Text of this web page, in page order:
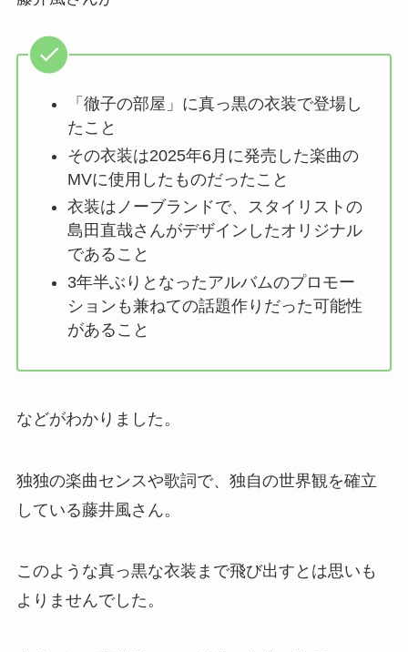
「徹子の部屋」に真っ黒の衣装で登場し
たこと
その衣装は2025年6月に発売した楽曲の
MVに使用したものだったこと
衣装はノーブランドで、スタイリストの
島田直哉さんがデザインしたオリジナル
であること
3年半ぶりとなったアルバムのプロモー
ションも兼ねての話題作りだった可能性
があること
などがわかりました。
独独の楽曲センスや歌詞で、独自の世界観を確立
している藤井風さん。
このような真っ黒な衣装まで飛び出すとは思いも
よりませんでした。